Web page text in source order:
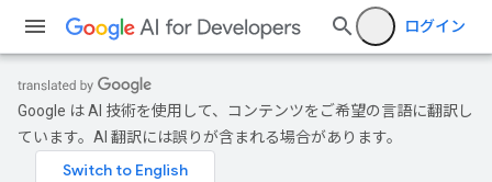
ログイン
Google は AI 技術を使用して、コンテンツをご希望の言語に翻訳し
ています。AI 翻訳には誤りが含まれる場合があります。